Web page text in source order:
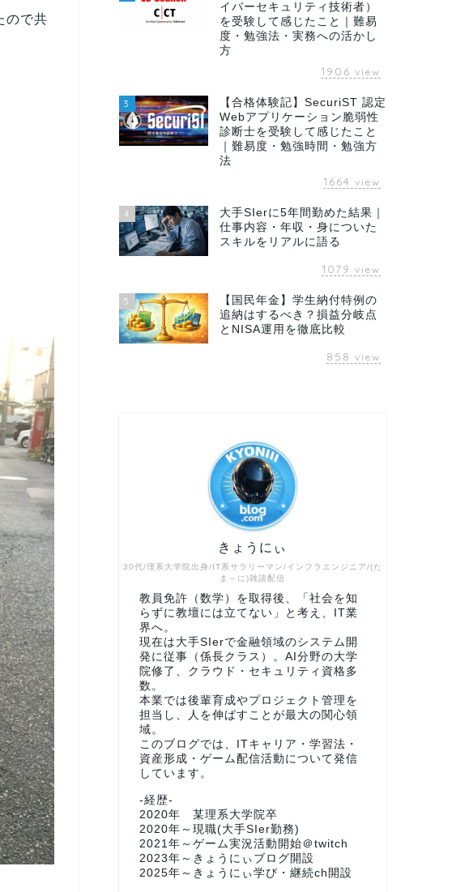
ので共
イバーセキュリティ技術者）
を受験して感じたこと｜難易
度・勉強法・実務への活かし
方
1906 view
3
【合格体験記】SecuriST 認定
Webアプリケーション脆弱性
診断士を受験して感じたこと
｜難易度・勉強時間・勉強方
法
1664 view
4
大手SIerに5年間勤めた結果｜
仕事内容・年収・身についた
スキルをリアルに語る
1079 view
5
【国民年金】学生納付特例の
追納はするべき？損益分岐点
とNISA運用を徹底比較
858 view
30代/理系大学院出身/IT系サラリーマン/インフラエンジニア/(た
ま～に)雑談配信
きょうにぃ
教員免許（数学）を取得後、「社会を知
らずに教壇には立てない」と考え、IT業
界へ。
現在は大手SIerで金融領域のシステム開
発に従事（係長クラス）。AI分野の大学
院修了、クラウド・セキュリティ資格多
数。
本業では後輩育成やプロジェクト管理を
担当し、人を伸ばすことが最大の関心領
域。
このブログでは、ITキャリア・学習法・
資産形成・ゲーム配信活動について発信
しています。
-経歴-
2020年 某理系大学院卒
2020年～現職(大手SIer勤務)
2021年～ゲーム実況活動開始＠twitch
2023年～きょうにぃブログ開設
2025年～きょうにぃ学び・継続ch開設